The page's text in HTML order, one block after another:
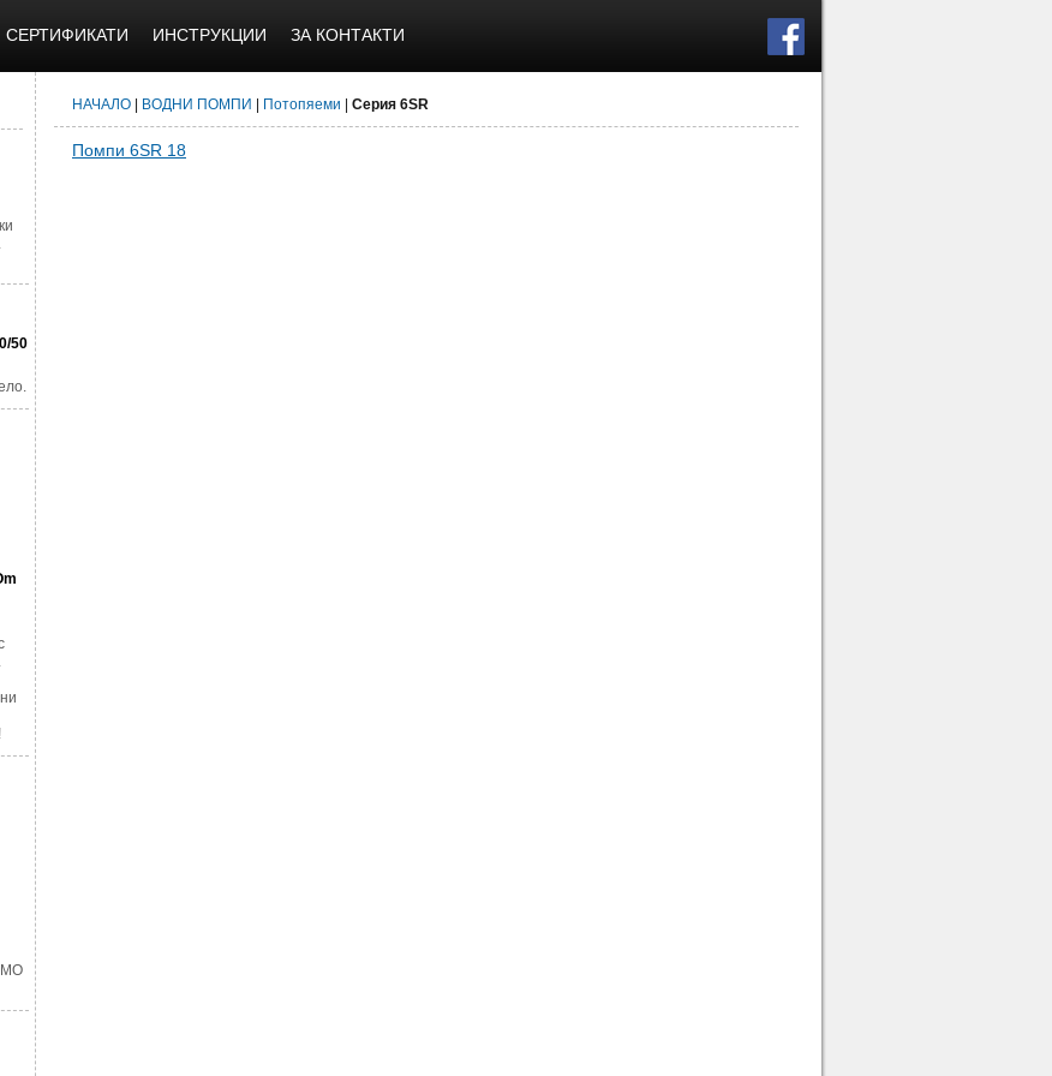
СЕРТИФИКАТИ ИНСТРУКЦИИ ЗА КОНТАКТИ
50
НАЧАЛО ВОДНИ ПОМПИ Потопяеми Серия 6SR
Помпи 6SR 18